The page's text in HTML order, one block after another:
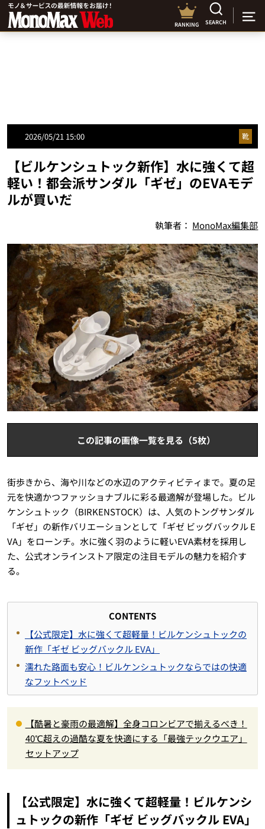
RANKING SEARCH
2026/05/21 15:00 靴
【ビルケンシュトック新作】水に強くて超
軽い！都会派サンダル「ギゼ」のEVAモデ
ルが買いだ
執筆者： MonoMax編集部
この記事の画像一覧を見る（5枚）
街歩きから、海や川などの水辺のアクティビティまで。夏の足
元を快適かつファッショナブルに彩る最適解が登場した。ビル
ケンシュトック（BIRKENSTOCK）は、人気のトングサンダル
「ギゼ」の新作バリエーションとして「ギゼ ビッグバックル E
VA」をローンチ。水に強く羽のように軽いEVA素材を採用し
た、公式オンラインストア限定の注目モデルの魅力を紹介す
る。
CONTENTS
【公式限定】水に強くて超軽量！ビルケンシュトックの
新作「ギゼ ビッグバックル EVA」
濡れた路面も安心！ビルケンシュトックならではの快適
なフットベッド
【酷暑と豪雨の最適解】全身コロンビアで揃えるべき！
40℃超えの過酷な夏を快適にする「最強テックウエア」
セットアップ
【公式限定】水に強くて超軽量！ビルケンシ
ュトックの新作「ギゼ ビッグバックル EVA」